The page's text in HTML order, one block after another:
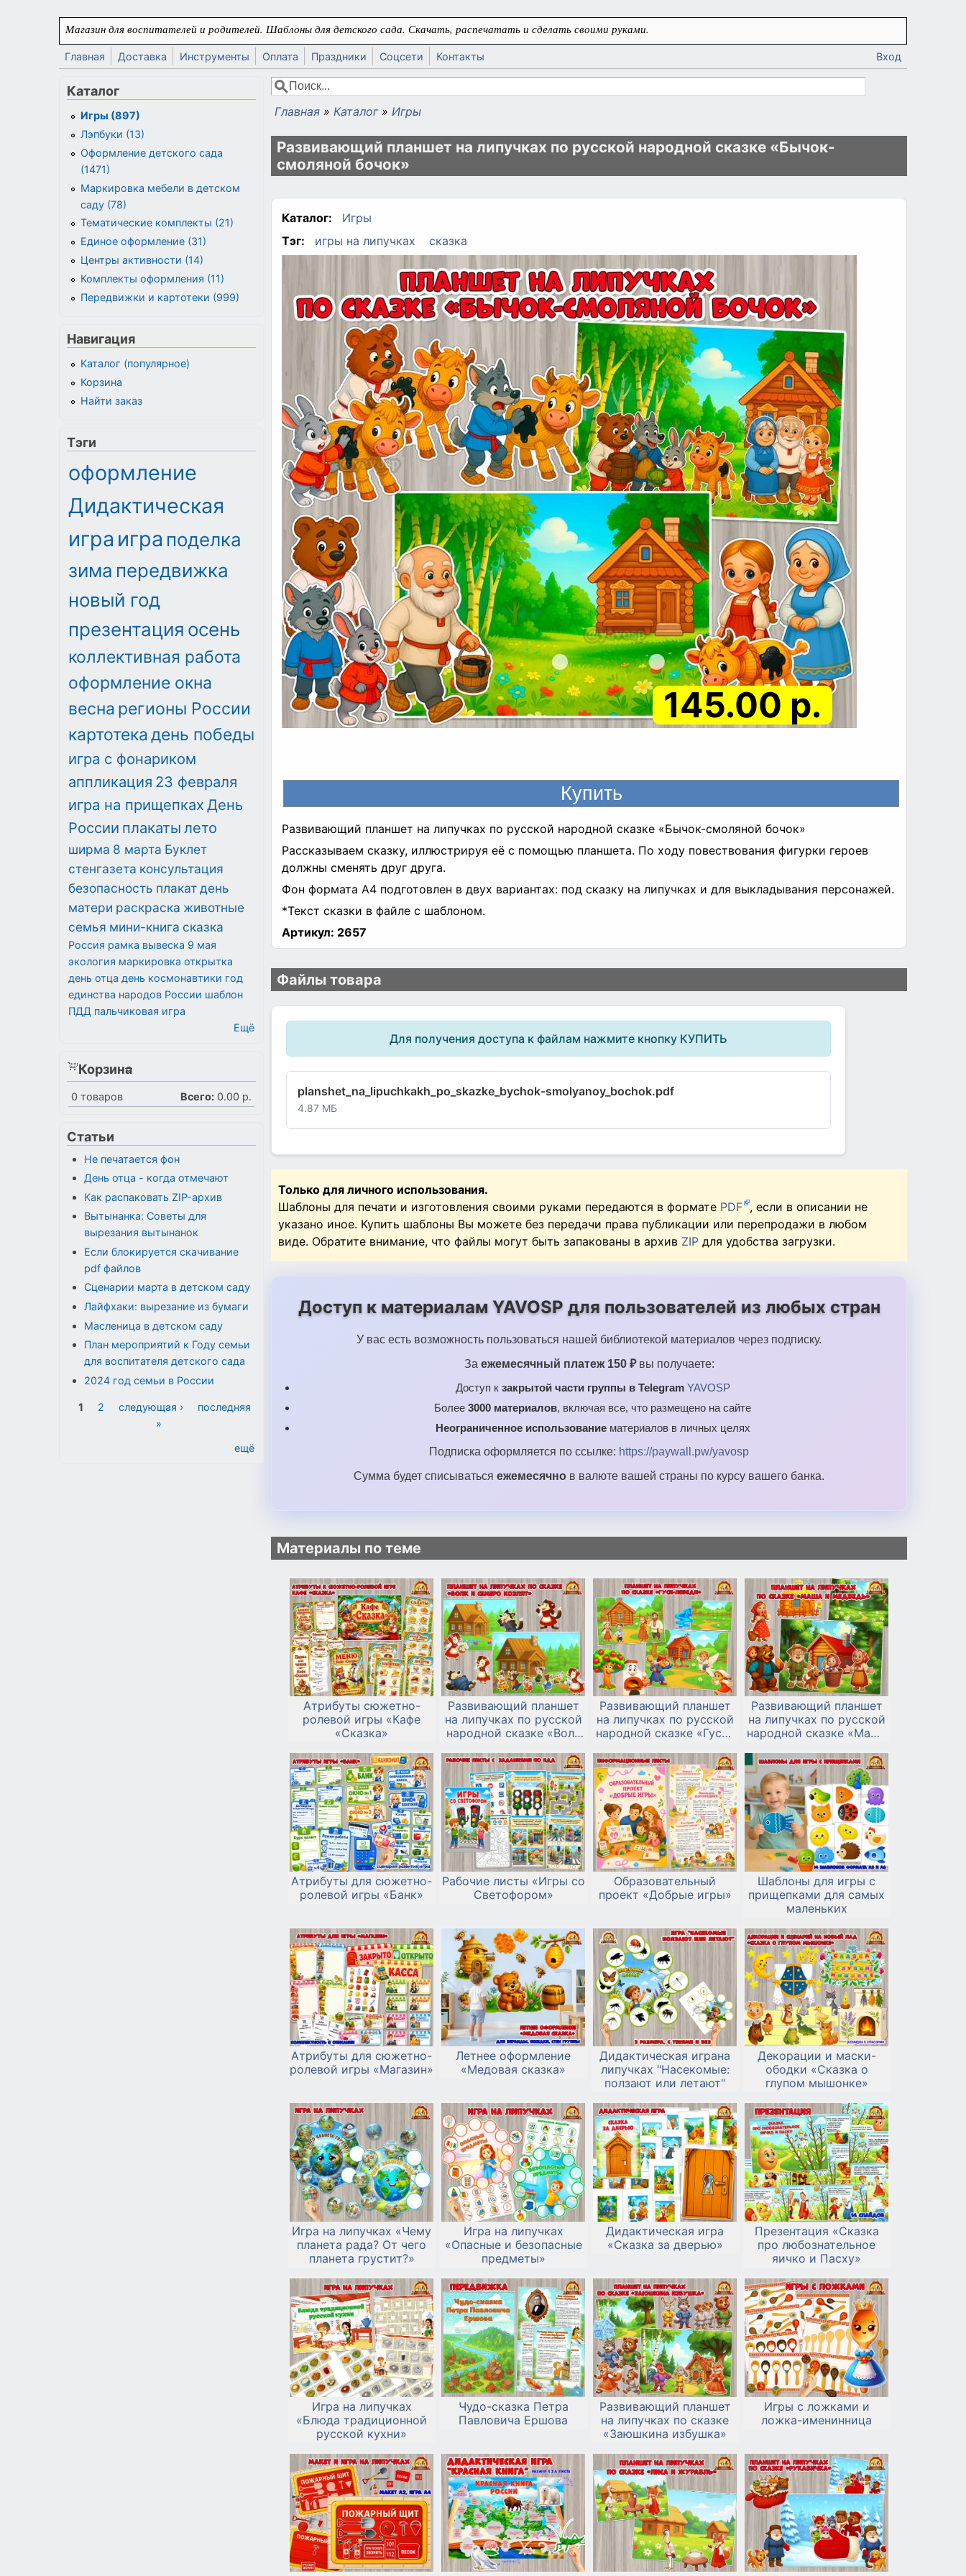
Перейти к основному содержанию
Магазин для воспитателей и родителей. Шаблоны для детского сада. Скачать, распечатать и сделать своими руками.
Главная Доставка Инструменты Оплата Праздники Соцсети Контакты Вход
Форма поиска
Поиск
Вы здесь
Главная » Каталог » Игры
Развивающий планшет на липучках по русской народной сказке «Бычок-
смоляной бочок»
Каталог:
Игры
Тэг:
игры на липучках сказка
145.00 р.
Развивающий планшет на липучках по русской народной сказке «Бычок-смоляной бочок»
Рассказываем сказку, иллюстрируя её с помощью планшета. По ходу повествования фигурки героев
должны сменять друг друга.
Фон формата А4 подготовлен в двух вариантах: под сказку на липучках и для выкладывания персонажей.
*Текст сказки в файле с шаблоном.
Артикул: 2657
Файлы товара
Для получения доступа к файлам нажмите кнопку КУПИТЬ
planshet_na_lipuchkakh_po_skazke_bychok-smolyanoy_bochok.pdf
4.87 МБ
Только для личного использования.
Шаблоны для печати и изготовления своими руками передаются в формате PDF , если в описании не
указано иное. Купить шаблоны Вы можете без передачи права публикации или перепродажи в любом
виде. Обратите внимание, что файлы могут быть запакованы в архив ZIP для удобства загрузки.
Доступ к материалам YAVOSP для пользователей из любых стран
У вас есть возможность пользоваться нашей библиотекой материалов через подписку.
За ежемесячный платеж 150 ₽вы получаете:
Доступ к закрытой части группы в Telegram YAVOSP
Более 3000 материалов, включая все, что размещено на сайте
Неограниченное использованиематериалов в личных целях
Подписка оформляется по ссылке: https://paywall.pw/yavosp
Сумма будет списываться ежемесячно в валюте вашей страны по курсу вашего банка.
Материалы по теме
Атрибуты сюжетно-
ролевой игры «Кафе
«Сказка»
Развивающий планшет
на липучках по русской
народной сказке «Волк
Развивающий планшет
на липучках по русской
народной сказке «Гуси-
Развивающий планшет
на липучках по русской
народной сказке «Маша
Атрибуты для сюжетно-
ролевой игры «Банк»
Рабочие листы «Игры со
Светофором»
Образовательный
проект «Добрые игры»
Шаблоны для игры с
прищепками для самых
маленьких
Атрибуты для сюжетно-
ролевой игры «Магазин»
Летнее оформление
«Медовая сказка»
Дидактическая играна
липучках "Насекомые:
ползают или летают"
Декорации и маски-
ободки «Сказка о
глупом мышонке»
Игра на липучках «Чему
планета рада? От чего
планета грустит?»
Игра на липучках
«Опасные и безопасные
предметы»
Дидактическая игра
«Сказка за дверью»
Презентация «Сказка
про любознательное
яичко и Пасху»
Игра на липучках
«Блюда традиционной
русской кухни»
Чудо-сказка Петра
Павловича Ершова
Развивающий планшет
на липучках по сказке
«Заюшкина избушка»
Игры с ложками и
ложка-именинница
Каталог
Игры (897)
Лэпбуки (13)
Оформление детского сада
(1471)
Маркировка мебели в детском
саду (78)
Тематические комплекты (21)
Единое оформление (31)
Центры активности (14)
Комплекты оформления (11)
Передвижки и картотеки (999)
Навигация
Каталог (популярное)
Корзина
Найти заказ
Тэги
оформление
Дидактическая
игра игра поделка
зима передвижка
новый год
презентация осень
коллективная работа
оформление окна
весна регионы России
картотекадень победы
игра с фонариком
аппликация 23 февраля
игра на прищепках День
России плакаты лето
ширма 8 марта Буклет
стенгазета консультация
безопасность плакатдень
матери раскраска животные
семья мини-книга сказка
Россия рамка вывеска 9 мая
экология маркировка открытка
день отца день космонавтики год
единства народов России шаблон
ПДД пальчиковая игра
Ещё
Корзина
0 товаров Всего: 0.00 р.
Статьи
Не печатается фон
День отца - когда отмечают
Как распаковать ZIP-архив
Вытынанка: Советы для
вырезания вытынанок
Если блокируется скачивание
pdf файлов
Сценарии марта в детском саду
Лайфхаки: вырезание из бумаги
Масленица в детском саду
План мероприятий к Году семьи
для воспитателя детского сада
2024 год семьи в России
Страницы
1 2 следующая ›
последняя
»
ещё